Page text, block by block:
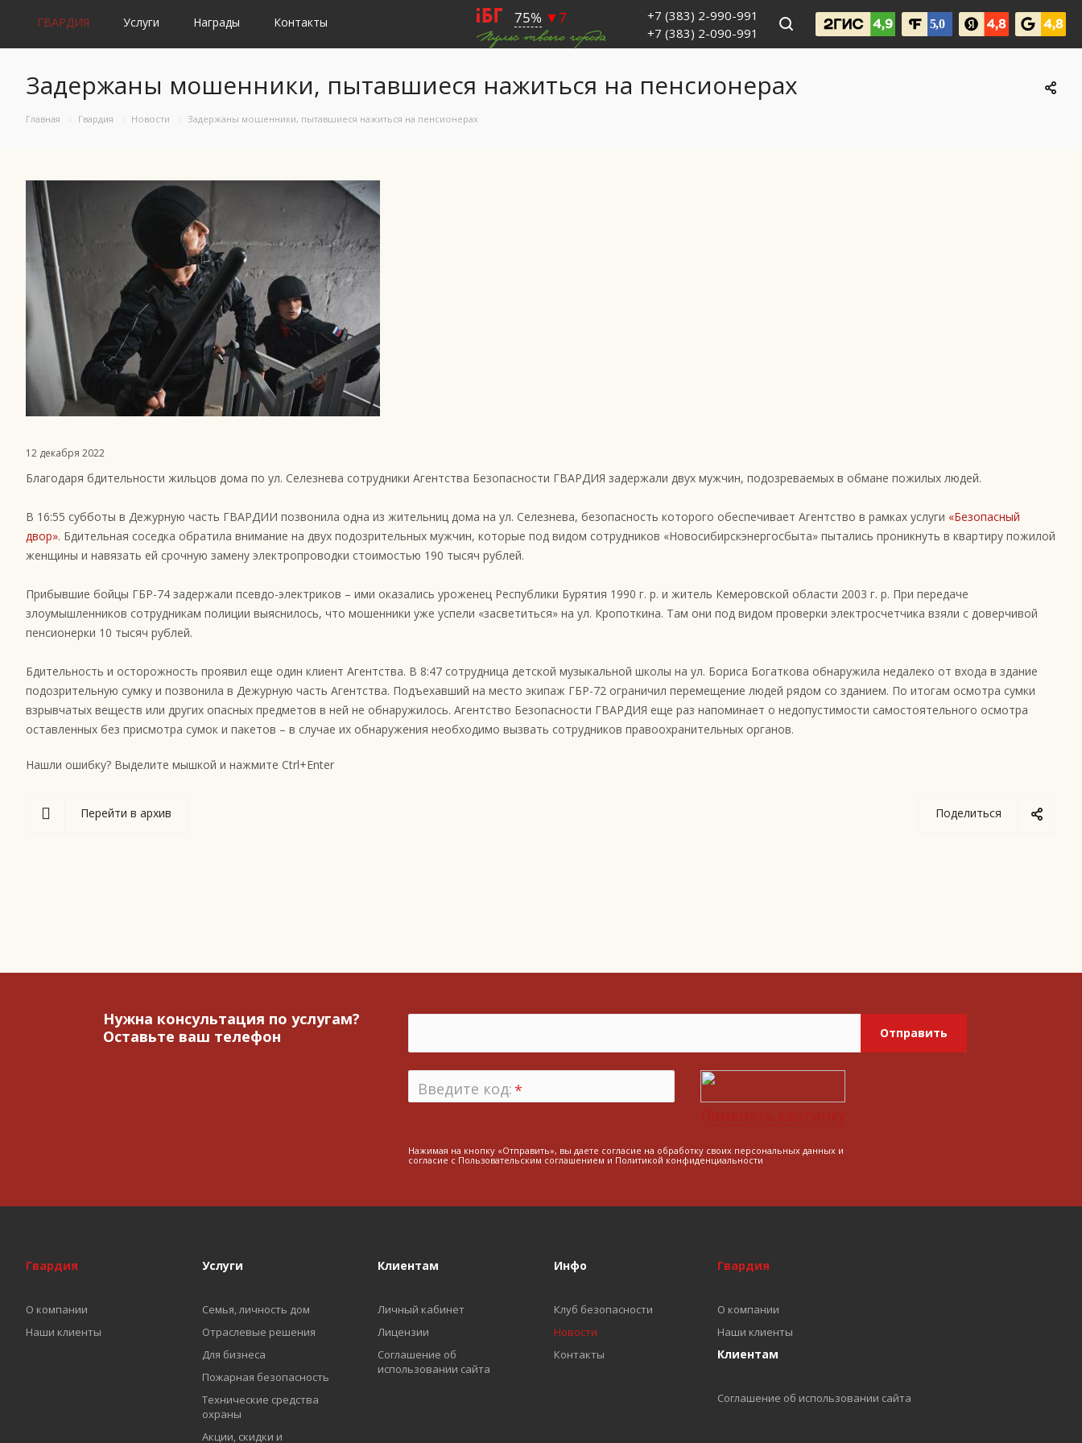
ГВАРДИЯ Услуги Награды Контакты
+7 (383) 2-990-991
+7 (383) 2-090-991
Задержаны мошенники, пытавшиеся нажиться на пенсионерах
Главная Гвардия Новости Задержаны мошенники, пытавшиеся нажиться на пенсионерах
12 декабря 2022
Благодаря бдительности жильцов дома по ул. Селезнева сотрудники Агентства Безопасности ГВАРДИЯ задержали двух мужчин, подозреваемых в обмане пожилых людей.
В 16:55 субботы в Дежурную часть ГВАРДИИ позвонила одна из жительниц дома на ул. Селезнева, безопасность которого обеспечивает Агентство в рамках услуги «Безопасный
двор». Бдительная соседка обратила внимание на двух подозрительных мужчин, которые под видом сотрудников «Новосибирскэнергосбыта» пытались проникнуть в квартиру пожилой
женщины и навязать ей срочную замену электропроводки стоимостью 190 тысяч рублей.
Прибывшие бойцы ГБР-74 задержали псевдо-электриков – ими оказались уроженец Республики Бурятия 1990 г. р. и житель Кемеровской области 2003 г. р. При передаче
злоумышленников сотрудникам полиции выяснилось, что мошенники уже успели «засветиться» на ул. Кропоткина. Там они под видом проверки электросчетчика взяли с доверчивой
пенсионерки 10 тысяч рублей.
Бдительность и осторожность проявил еще один клиент Агентства. В 8:47 сотрудница детской музыкальной школы на ул. Бориса Богаткова обнаружила недалеко от входа в здание
подозрительную сумку и позвонила в Дежурную часть Агентства. Подъехавший на место экипаж ГБР-72 ограничил перемещение людей рядом со зданием. По итогам осмотра сумки
взрывчатых веществ или других опасных предметов в ней не обнаружилось. Агентство Безопасности ГВАРДИЯ еще раз напоминает о недопустимости самостоятельного осмотра
оставленных без присмотра сумок и пакетов – в случае их обнаружения необходимо вызвать сотрудников правоохранительных органов.
Нашли ошибку? Выделите мышкой и нажмите Ctrl+Enter
Поделиться
Перейти в архив
Нужна консультация по услугам?
Оставьте ваш телефон
Отправить
Введите код:*
Поменять картинку
Нажимая на кнопку «Отправить», вы даете согласие на обработку своих персональных данных и
согласие с Пользовательским соглашением и Политикой конфиденциальности
Гвардия
О компании
Наши клиенты
Услуги
Семья, личность дом
Отраслевые решения
Для бизнеса
Пожарная безопасность
Технические средства
охраны
Акции, скидки и
Клиентам
Личный кабинет
Лицензии
Соглашение об
использовании сайта
Инфо
Клуб безопасности
Новости
Контакты
Гвардия
О компании
Наши клиенты
Клиентам
Соглашение об использовании сайта